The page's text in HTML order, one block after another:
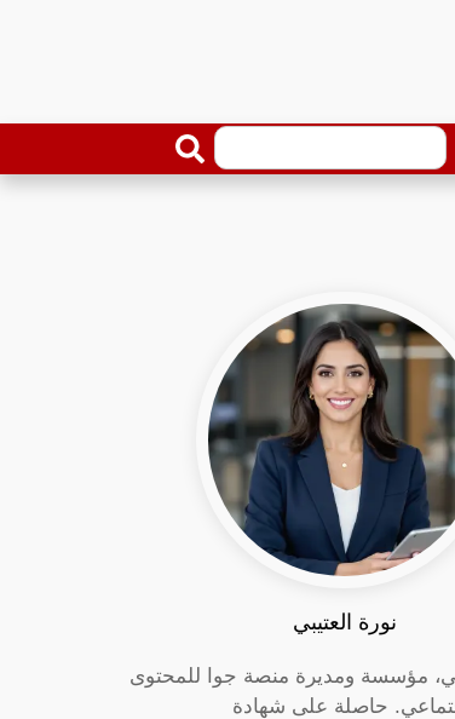
نورة العتيبي
مؤسسة ومديرة منصة جوا للمحتوى
حاصلة على شهادة